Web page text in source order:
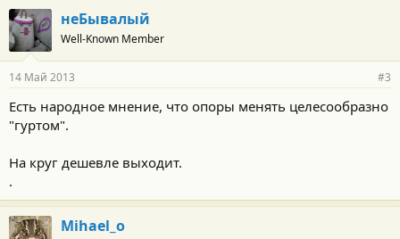
неБывалый
Well-Known Member
14 Май 2013 #3
Есть народное мнение, что опоры менять целесообразно
"гуртом".
На круг дешевле выходит.
.
Mihael_o